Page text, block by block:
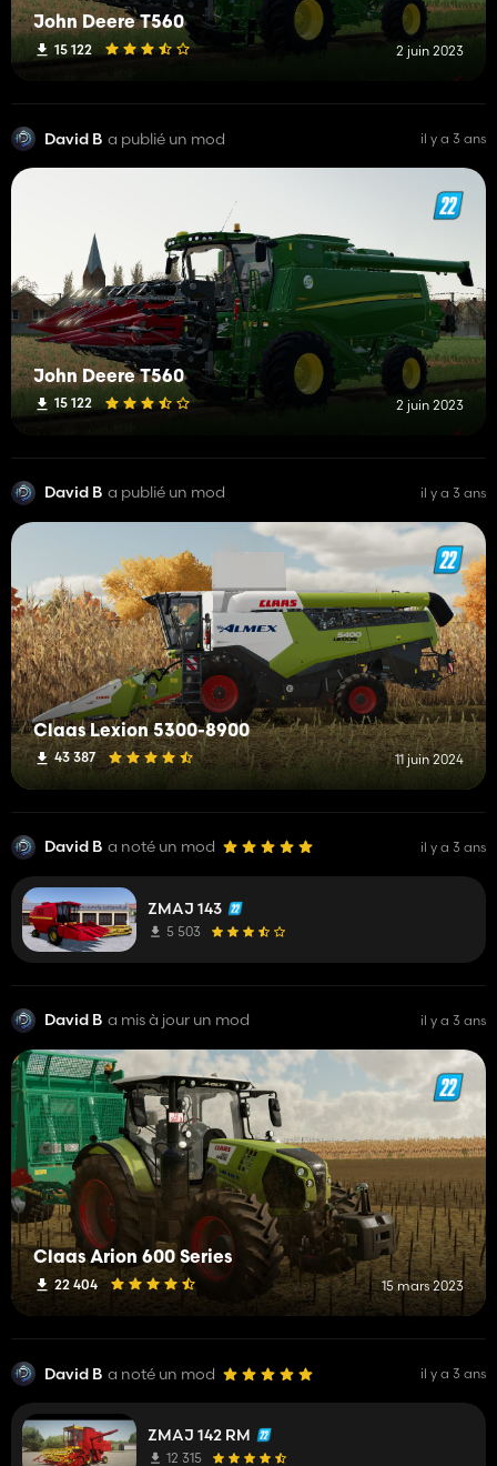
John Deere T560
15 122 2 juin 2023
David B a publié un mod il y a 3 ans
John Deere T560
15 122 2 juin 2023
David B a publié un mod il y a 3 ans
Claas Lexion 5300-8900
43 387 11 juin 2024
David B a noté un mod il y a 3 ans
ZMAJ 143
5 503
David B a mis à jour un mod il y a 3 ans
Claas Arion 600 Series
22 404 15 mars 2023
David B a noté un mod il y a 3 ans
ZMAJ 142 RM
12 315